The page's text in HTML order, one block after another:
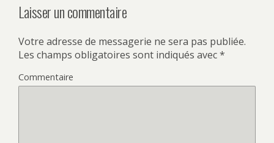
Laisser un commentaire
Votre adresse de messagerie ne sera pas publiée.
Les champs obligatoires sont indiqués avec*
Commentaire